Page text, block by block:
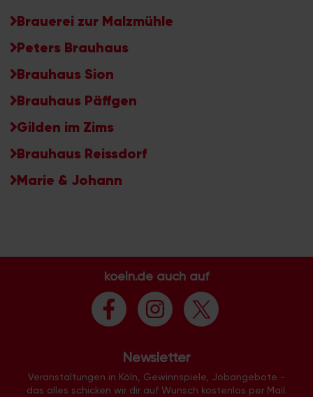
gesammelt haben.
Brauerei zur Malzmühle
Peters Brauhaus
Brauhaus Sion
Brauhaus Päffgen
Gilden im Zims
Brauhaus Reissdorf
Marie & Johann
koeln.de auch auf
Newsletter
Veranstaltungen in Köln, Gewinnspiele, Jobangebote -
das alles schicken wir dir auf Wunsch kostenlos per Mail.